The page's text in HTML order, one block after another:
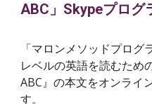
ABC」Skypeプログ
「マロンメソッドプロ
レベルの英語を読むため
ABC』の本文をオンライ
す。